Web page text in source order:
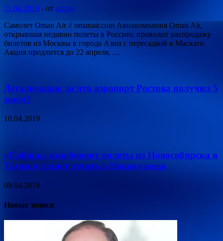
11.04.2019 - от admin
Самолет Oman Air // omanair.com Авиакомпания Oman Air,
открывшая недавно полеты в Россию, проводит распродажу
билетов из Москвы в города Азии с пересадкой в Маскате.
Акция продлится до 22 апреля, …
Детализация: за что аэропорт Ростова получил 5
звезд?
10.04.2019
«Сибирь» возобновит полеты из Новосибирска в
Томск и станет летать в Новокузнецк
09.04.2019
Новые записи